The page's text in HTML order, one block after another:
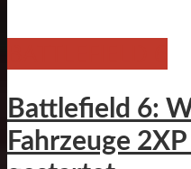
Battlefield 6:
Fahrzeuge